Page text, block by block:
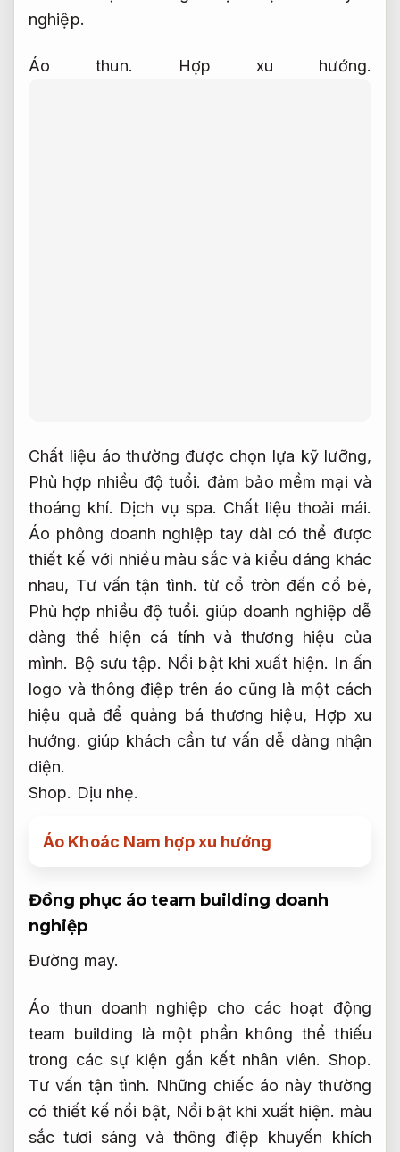
nghiệp.
Áo thun. Hợp xu hướng.
Chất liệu áo thường được chọn lựa kỹ lưỡng,
Phù hợp nhiều độ tuổi. đảm bảo mềm mại và
thoáng khí. Dịch vụ spa. Chất liệu thoải mái.
Áo phông doanh nghiệp tay dài có thể được
thiết kế với nhiều màu sắc và kiểu dáng khác
nhau, Tư vấn tận tình. từ cổ tròn đến cổ bẻ,
Phù hợp nhiều độ tuổi. giúp doanh nghiệp dễ
dàng thể hiện cá tính và thương hiệu của
mình. Bộ sưu tập. Nổi bật khi xuất hiện. In ấn
logo và thông điệp trên áo cũng là một cách
hiệu quả để quảng bá thương hiệu, Hợp xu
hướng. giúp khách cần tư vấn dễ dàng nhận
diện.
Shop. Dịu nhẹ.
Áo Khoác Nam hợp xu hướng
Đồng phục áo team building doanh
nghiệp
Đường may.
Áo thun doanh nghiệp cho các hoạt động
team building là một phần không thể thiếu
trong các sự kiện gắn kết nhân viên. Shop.
Tư vấn tận tình. Những chiếc áo này thường
có thiết kế nổi bật, Nổi bật khi xuất hiện. màu
sắc tươi sáng và thông điệp khuyến khích